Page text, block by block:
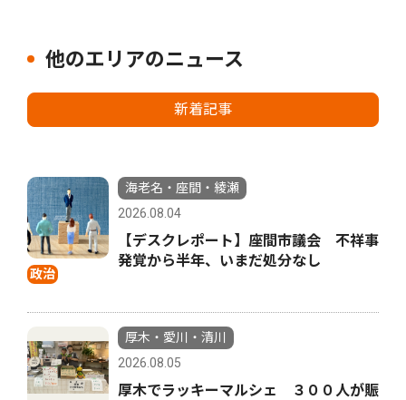
他のエリアのニュース
新着記事
政治
海老名・座間・綾瀬
2026.08.04
【デスクレポート】座間市議会 不祥事
発覚から半年、いまだ処分なし
厚木・愛川・清川
2026.08.05
厚木でラッキーマルシェ ３００人が賑